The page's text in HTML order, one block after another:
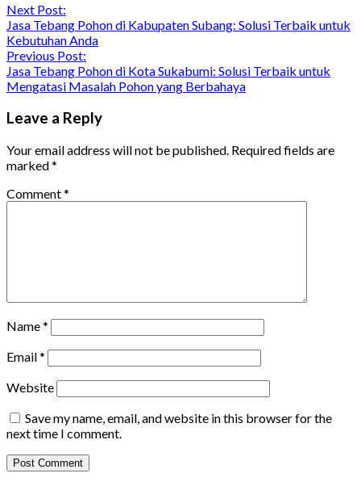
Continue
Reading
Next Post:
Jasa Tebang Pohon di Kabupaten Subang: Solusi Terbaik untuk
Kebutuhan Anda
Previous Post:
Jasa Tebang Pohon di Kota Sukabumi: Solusi Terbaik untuk
Mengatasi Masalah Pohon yang Berbahaya
Leave a Reply
Your email address will not be published. Required fields are
marked*
Comment*
Name*
Email*
Website
Save my name, email, and website in this browser for the
next time I comment.